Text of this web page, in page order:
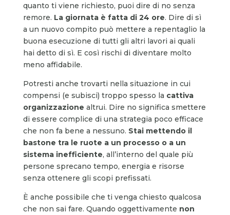
quanto ti viene richiesto, puoi dire di no senza
remore. La giornata è fatta di 24 ore. Dire di sì
a un nuovo compito può mettere a repentaglio la
buona esecuzione di tutti gli altri lavori ai quali
hai detto di sì. E così rischi di diventare molto
meno affidabile.
Potresti anche trovarti nella situazione in cui
compensi (e subisci) troppo spesso la cattiva
organizzazione altrui. Dire no significa smettere
di essere complice di una strategia poco efficace
che non fa bene a nessuno. Stai mettendo il
bastone tra le ruote a un processo o a un
sistema inefficiente, all’interno del quale più
persone sprecano tempo, energia e risorse
senza ottenere gli scopi prefissati.
È anche possibile che ti venga chiesto qualcosa
che non sai fare. Quando oggettivamente non